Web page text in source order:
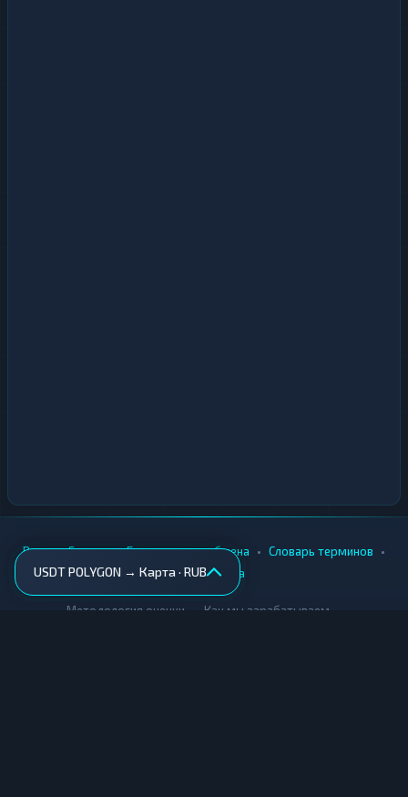
USDT POLYGON → Карта · RUB
Вики • Города • Безопасность обмена • Словарь терминов •
AML-проверка
Методология оценки Как мы зарабатываем